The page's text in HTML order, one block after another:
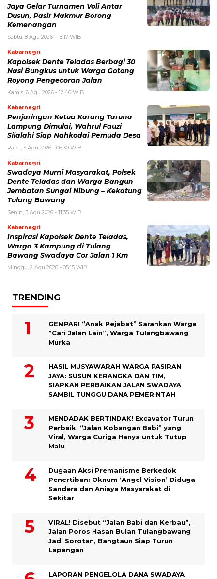
Jaya Gelar Turnamen Voli Antar
Dusun, Pasir Makmur Borong
Kemenangan
Sabtu, 8 Agu 2026 - 18:17 WIB
Kabarnegri
Kapolsek Dente Teladas Berbagi 30
Nasi Bungkus untuk Warga Gotong
Royong Pengecoran Jalan
Kamis, 6 Agu 2026 - 12:46 WIB
Kabarnegri
Penjaringan Ketua Karang Taruna
Lampung Dimulai, Wahrul Fauzi
Silalahi Siap Nahkodai Pemuda Desa
Rabu, 5 Agu 2026 - 06:30 WIB
Kabarnegri
Swadaya Murni Masyarakat, Polsek
Dente Teladas dan Warga Bangun
Jembatan Sungai Nibung – Kekatung
Tulang Bawang
Senin, 3 Agu 2026 - 11:35 WIB
Kabarnegri
Inspirasi Kapolsek Dente Teladas,
Warga 3 Kampung di Tulang
Bawang Swadaya Cor Jalan 1 Km
Minggu, 2 Agu 2026 - 05:15 WIB
TRENDING
GEMPAR! “Anak Pejabat” Sarankan Warga
“Cari Jalan Lain”, Warga Tulangbawang
Murka
HASIL MUSYAWARAH WARGA PASIRAN
JAYA: SUSUN KERANGKA DAN TIM,
SIAPKAN PERBAIKAN JALAN SWADAYA
SAMBIL TUNGGU DANA PEMERINTAH
MENDADAK BERTINDAK! Excavator Turun
Perbaiki “Jalan Kobangan Babi” yang
Viral, Warga Curiga Hanya untuk Tutup
Malu
Dugaan Aksi Premanisme Berkedok
Penertiban: Oknum ‘Angel Vision’ Diduga
Sandera dan Aniaya Masyarakat di
Sekitar
VIRAL! Disebut “Jalan Babi dan Kerbau”,
Jalan Poros Hasan Bulan Tulangbawang
Jadi Sorotan, Bangtaun Siap Turun
Lapangan
LAPORAN PENGELOLA DANA SWADAYA